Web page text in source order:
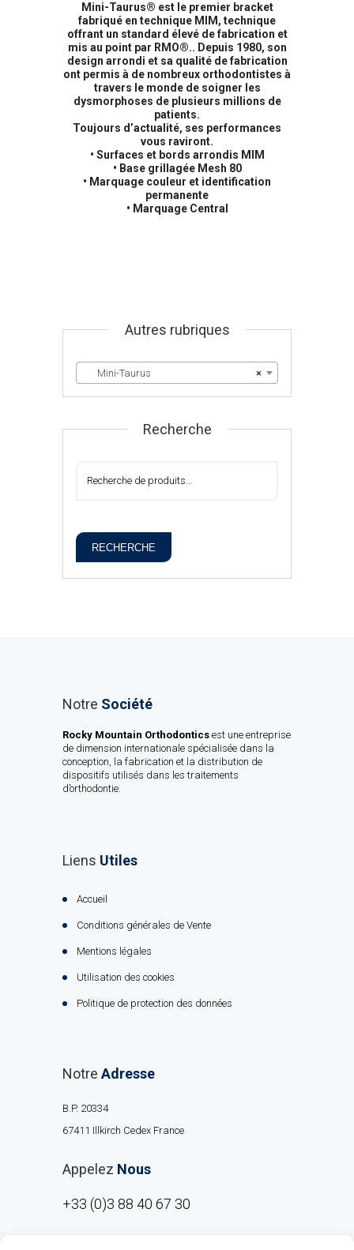
Mini-Taurus® est le premier bracket
fabriqué en technique MIM, technique
offrant un standard élevé de fabrication et
mis au point par RMO®.. Depuis 1980, son
design arrondi et sa qualité de fabrication
ont permis à de nombreux orthodontistes à
travers le monde de soigner les
dysmorphoses de plusieurs millions de
patients.
Toujours d’actualité, ses performances
vous raviront.
• Surfaces et bords arrondis MIM
• Base grillagée Mesh 80
• Marquage couleur et identification
permanente
• Marquage Central
Autres rubriques
×
Mini-Taurus
Recherche
RECHERCHE
Notre Société
Rocky Mountain Orthodontics est une entreprise
de dimension internationale spécialisée dans la
conception, la fabrication et la distribution de
dispositifs utilisés dans les traitements
d’orthodontie.
Liens Utiles
Accueil
Conditions générales de Vente
Mentions légales
Utilisation des cookies
Politique de protection des données
Notre Adresse
B.P. 20334
67411 Illkirch Cedex France
Appelez Nous
+33 (0)3 88 40 67 30